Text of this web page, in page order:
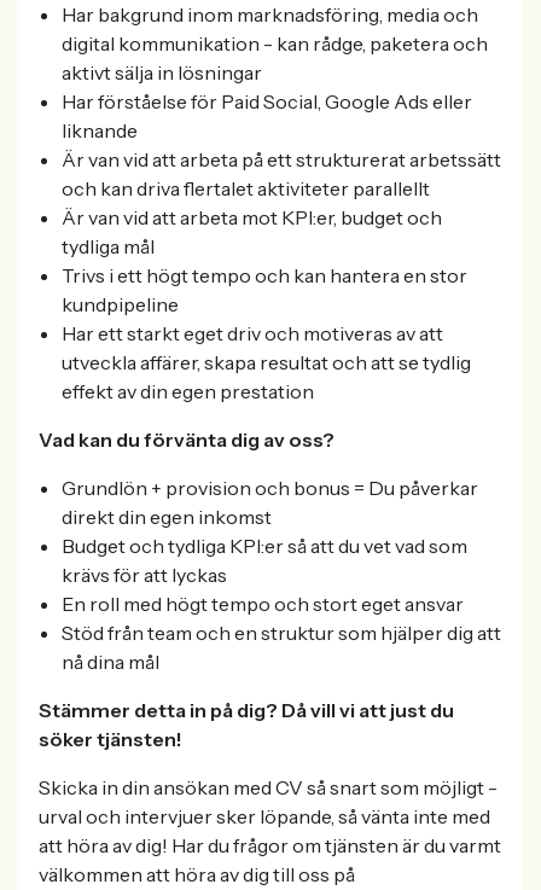
Har bakgrund inom marknadsföring, media och
digital kommunikation - kan rådge, paketera och
aktivt sälja in lösningar
Har förståelse för Paid Social, Google Ads eller
liknande
Är van vid att arbeta på ett strukturerat arbetssätt
och kan driva flertalet aktiviteter parallellt
Är van vid att arbeta mot KPI:er, budget och
tydliga mål
Trivs i ett högt tempo och kan hantera en stor
kundpipeline
Har ett starkt eget driv och motiveras av att
utveckla affärer, skapa resultat och att se tydlig
effekt av din egen prestation
Vad kan du förvänta dig av oss?
Grundlön + provision och bonus = Du påverkar
direkt din egen inkomst
Budget och tydliga KPI:er så att du vet vad som
krävs för att lyckas
En roll med högt tempo och stort eget ansvar
Stöd från team och en struktur som hjälper dig att
nå dina mål
Stämmer detta in på dig? Då vill vi att just du
söker tjänsten!
Skicka in din ansökan med CV så snart som möjligt -
urval och intervjuer sker löpande, så vänta inte med
att höra av dig! Har du frågor om tjänsten är du varmt
välkommen att höra av dig till oss på